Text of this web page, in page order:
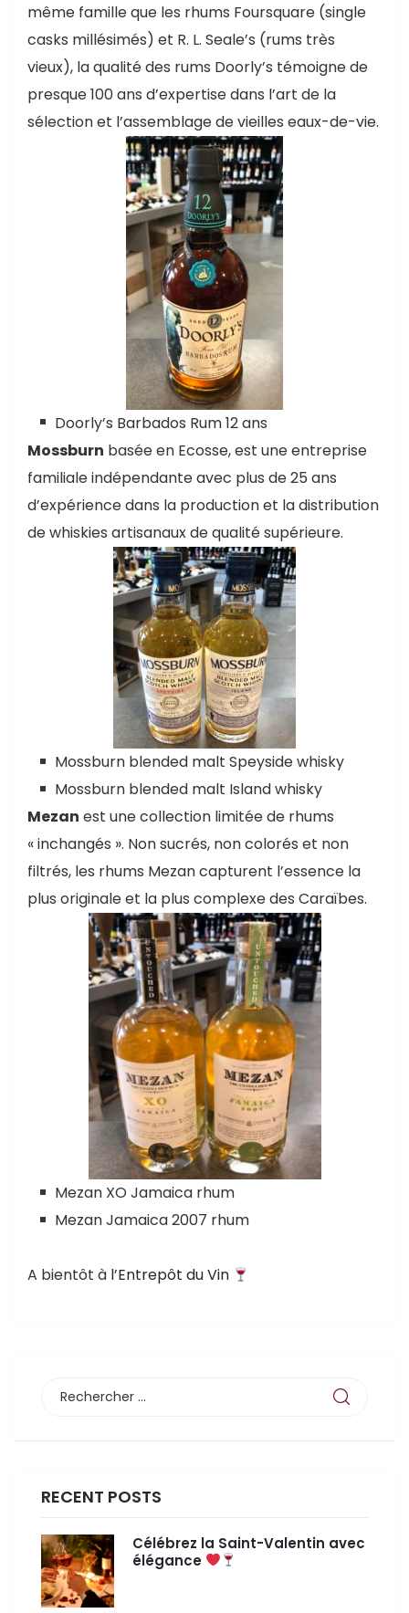
même famille que les rhums Foursquare (single
casks millésimés) et R. L. Seale’s (rums très
vieux), la qualité des rums Doorly’s témoigne de
presque 100 ans d’expertise dans l’art de la
sélection et l’assemblage de vieilles eaux-de-vie.
Doorly’s Barbados Rum 12 ans
Mossburn basée en Ecosse, est une entreprise
familiale indépendante avec plus de 25 ans
d’expérience dans la production et la distribution
de whiskies artisanaux de qualité supérieure.
Mossburn blended malt Speyside whisky
Mossburn blended malt Island whisky
Mezan est une collection limitée de rhums
« inchangés ». Non sucrés, non colorés et non
filtrés, les rhums Mezan capturent l’essence la
plus originale et la plus complexe des Caraïbes.
Mezan XO Jamaica rhum
Mezan Jamaica 2007 rhum
A bientôt à l’Entrepôt du Vin
RECENT POSTS
Célébrez la Saint-Valentin avec
élégance